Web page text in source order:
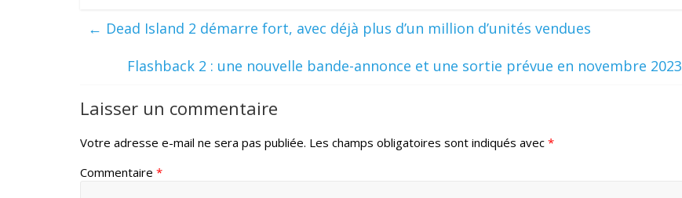
← Dead Island 2 démarre fort, avec déjà plus d’un million d’unités vendues
Flashback 2 : une nouvelle bande-annonce et une sortie prévue en novembre 2023
Laisser un commentaire
Votre adresse e-mail ne sera pas publiée. Les champs obligatoires sont indiqués avec *
Commentaire *